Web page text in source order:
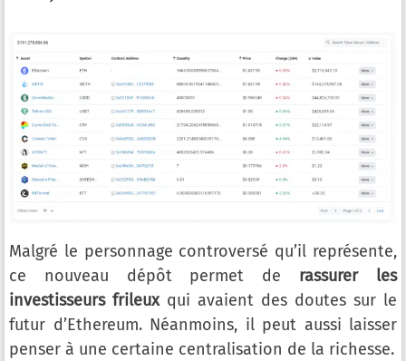
Malgré le personnage controversé qu’il représente,
ce nouveau dépôt permet de rassurer les
investisseurs frileuxqui avaient des doutes sur le
futur d’Ethereum. Néanmoins, il peut aussi laisser
penser à une certaine centralisation de la richesse.